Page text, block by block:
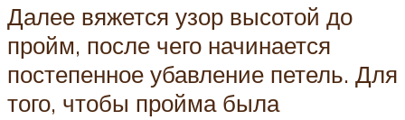
Далее вяжется узор высотой до
пройм, после чего начинается
постепенное убавление петель. Для
того, чтобы пройма была